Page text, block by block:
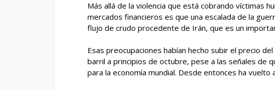
Más allá de la violencia que está cobrando víctimas
mercados financieros es que una escalada de la
flujo de crudo procedente de Irán, que es un
Esas preocupaciones habían hecho subir el precio
barril a principios de octubre, pese a las señales de
para la economía mundial. Desde entonces ha